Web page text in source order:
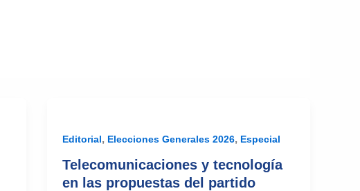
Editorial, Elecciones Generales 2026, Especial
Telecomunicaciones y tecnología
en las propuestas del partido